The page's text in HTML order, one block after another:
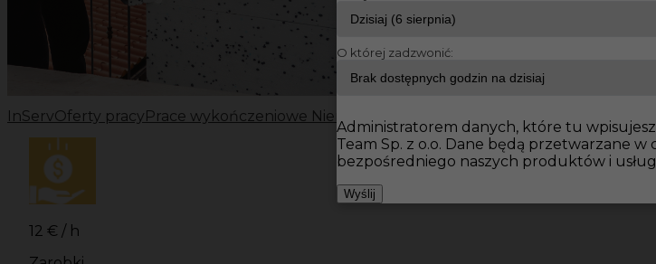
InServOferty pracy Prace wykończeniowe Niemcy Prace wykończeniowe Praca w
12 € / h
O której zadzwonić:
Administratorem danych, które tu
Team Sp. z o.o. Dane będą przetwarzane
bezpośredniego naszych produktów i
Wyślij